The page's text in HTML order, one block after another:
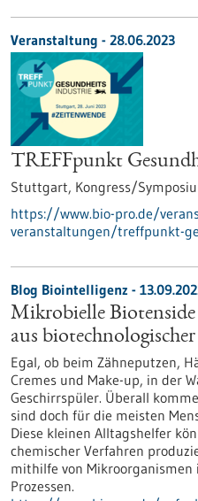
Veranstaltung - 28.06.2023
TREFFpunkt
Stuttgart, Kongress/
https://www.bio-pro.de/
veranstaltungen/treffpunkt-
Blog Biointelligenz -
Mikrobielle
aus
Egal, ob beim Zähneputzen,
Cremes und Make-up, in der
Geschirrspüler. Überall
sind doch für die meisten
Diese kleinen Alltagshelfer
chemischer Verfahren
mithilfe von Mikroorganismen
Prozessen.